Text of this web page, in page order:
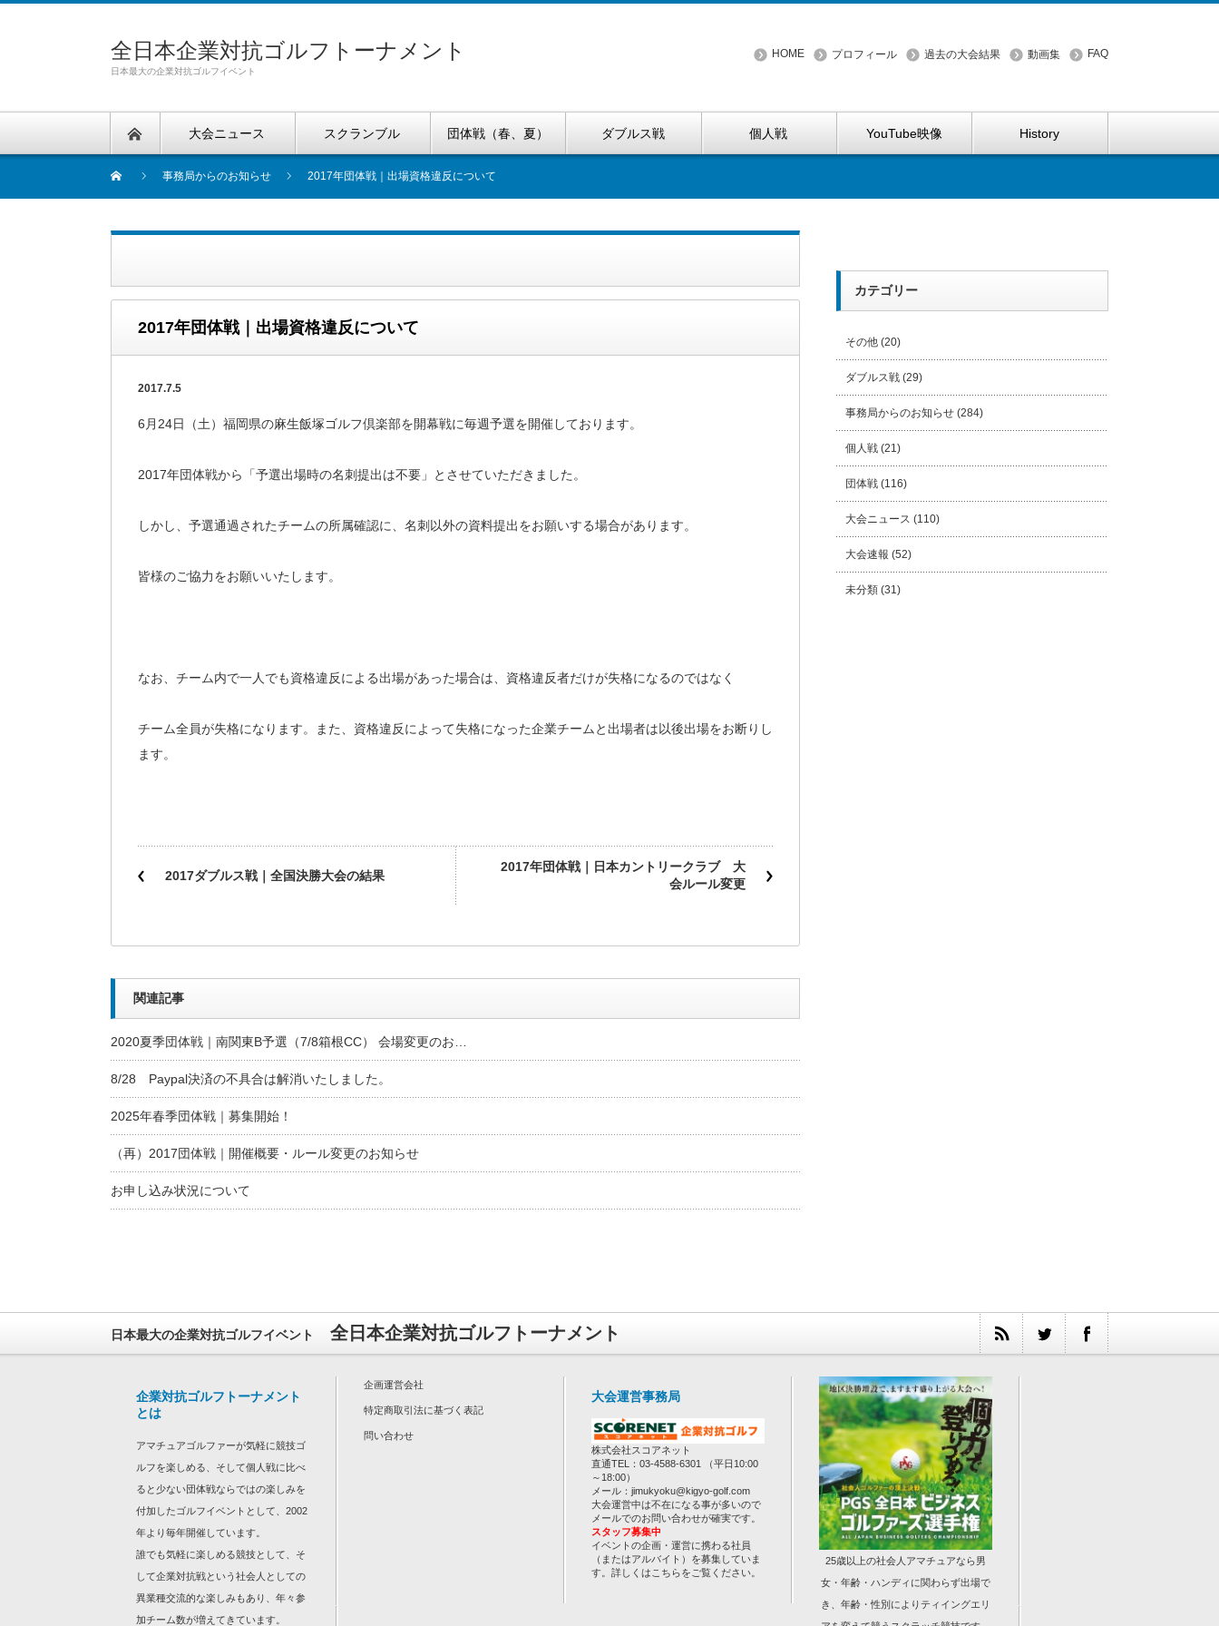
全日本企業対抗ゴルフトーナメント
日本最大の企業対抗ゴルフイベント
HOME プロフィール 過去の大会結果 動画集 FAQ
大会ニュース スクランブル 団体戦（春、夏） ダブルス戦 個人戦 YouTube映像 History
事務局からのお知らせ 2017年団体戦｜出場資格違反について
2017年団体戦｜出場資格違反について
2017.7.5
6月24日（土）福岡県の麻生飯塚ゴルフ倶楽部を開幕戦に毎週予選を開催しております。
2017年団体戦から「予選出場時の名刺提出は不要」とさせていただきました。
しかし、予選通過されたチームの所属確認に、名刺以外の資料提出をお願いする場合があります。
皆様のご協力をお願いいたします。
なお、チーム内で一人でも資格違反による出場があった場合は、資格違反者だけが失格になるのではなく
チーム全員が失格になります。また、資格違反によって失格になった企業チームと出場者は以後出場をお断りし
ます。
2017ダブルス戦｜全国決勝大会の結果
2017年団体戦｜日本カントリークラブ 大
会ルール変更
関連記事
2020夏季団体戦｜南関東B予選（7/8箱根CC） 会場変更のお…
8/28 Paypal決済の不具合は解消いたしました。
2025年春季団体戦｜募集開始！
（再）2017団体戦｜開催概要・ルール変更のお知らせ
お申し込み状況について
カテゴリー
その他 (20)
ダブルス戦 (29)
事務局からのお知らせ (284)
個人戦 (21)
団体戦 (116)
大会ニュース (110)
大会速報 (52)
未分類 (31)
日本最大の企業対抗ゴルフイベント 全日本企業対抗ゴルフトーナメント
企業対抗ゴルフトーナメント
とは
アマチュアゴルファーが気軽に競技ゴ
ルフを楽しめる、そして個人戦に比べ
ると少ない団体戦ならではの楽しみを
付加したゴルフイベントとして、2002
年より毎年開催しています。
誰でも気軽に楽しめる競技として、そ
して企業対抗戦という社会人としての
異業種交流的な楽しみもあり、年々参
加チーム数が増えてきています。
企画運営会社
特定商取引法に基づく表記
問い合わせ
大会運営事務局
株式会社スコアネット
直通TEL：03-4588-6301 （平日10:00
～18:00）
メール：jimukyoku@kigyo-golf.com
大会運営中は不在になる事が多いので
メールでのお問い合わせが確実です。
スタッフ募集中
イベントの企画・運営に携わる社員
（またはアルバイト）を募集していま
す。詳しくは こちらをご覧ください。
25歳以上の社会人アマチュアなら男
女・年齢・ハンディに関わらず出場で
き、年齢・性別によりティイングエリ